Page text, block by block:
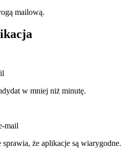
mailową.
w mniej niż minutę.
mail
że aplikacje są wiarygodne.